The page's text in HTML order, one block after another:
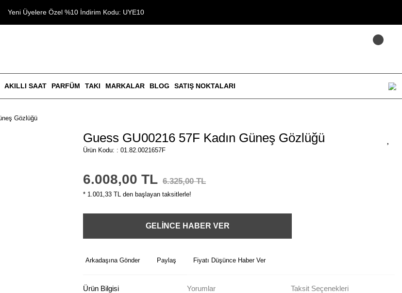
Yeni Üyelere Özel %10 İndirim Kodu: UYE10
AKILLI SAAT PARFÜM TAKI MARKALAR BLOG SATIŞ NOKTALARI
Gözlüğü
Guess GU00216 57F Kadın Güneş Gözlüğü
Ürün Kodu: : 01.82.0021657F
6.008,00 TL 6.325,00 TL
* 1.001,33 TL den başlayan taksitlerle!
GELİNCE HABER VER
Arkadaşına Gönder Paylaş Fiyatı Düşünce Haber Ver
Ürün Bilgisi Yorumlar Taksit Seçenekleri